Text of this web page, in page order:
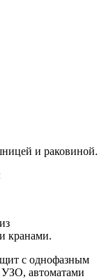
и раковиной.
кранами.
с однофазным
УЗО, автоматами